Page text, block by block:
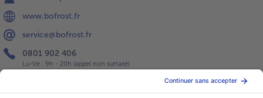
www.bofrost.fr
service@bofrost.fr
0801 902 406
Lu-Ve : 9h - 20h (appel non surtaxé)